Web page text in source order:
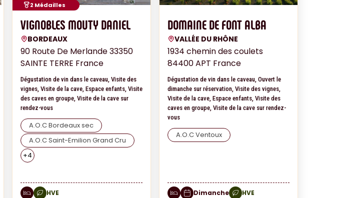
VIGNOBLES MOUTY DANIEL
2 Médailles
BORDEAUX
90 Route De Merlande 33350
SAINTE TERRE France
Dégustation de vin dans le caveau, Visite des
vignes, Visite de la cave, Espace enfants, Visite
des caves en groupe, Visite de la cave sur
rendez-vous
A.O.C Bordeaux sec
A.O.C Saint-Emilion Grand Cru
+4
HVE
DOMAINE DE FONT ALBA
VALLÉE DU RHÔNE
1934 chemin des coulets
84400 APT France
Dégustation de vin dans le caveau, Ouvert le
dimanche sur réservation, Visite des vignes,
Visite de la cave, Espace enfants, Visite des
caves en groupe, Visite de la cave sur rendez-
vous
A.O.C Ventoux
Dimanche HVE